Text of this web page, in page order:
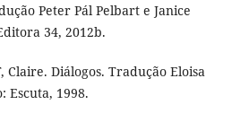
Peter Pál Pelbart e Janice
34, 2012b.
Claire. Diálogos. Tradução Eloisa
Escuta, 1998.